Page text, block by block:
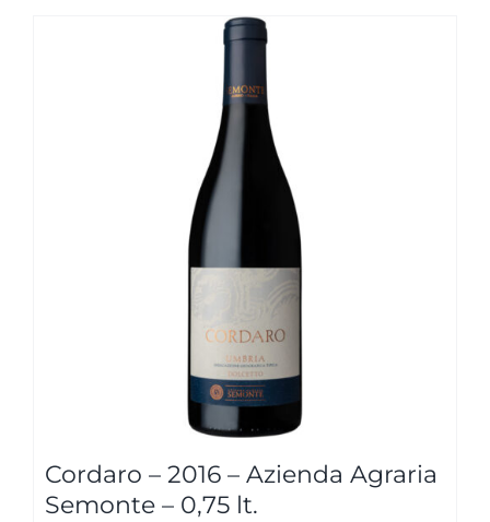
Cordaro – 2016 – Azienda Agraria
Semonte – 0,75 lt.